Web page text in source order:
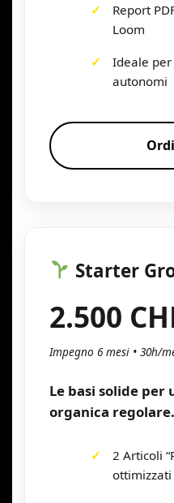
Report
Loom
Ideale
autonomi
Starter
2.500
Impegno 6 mesi • 30h/
Le basi solide per
organica regolare.
2 Articoli
ottimizzati